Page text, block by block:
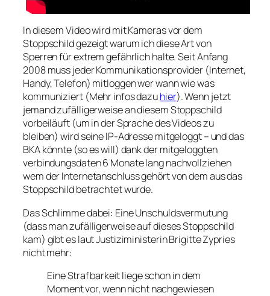
In diesem Video wird mit Kameras vor dem
Stoppschild gezeigt warum ich diese Art von
Sperren für extrem gefährlich halte. Seit Anfang
2008 muss jeder Kommunikationsprovider (Internet,
Handy, Telefon) mitloggen wer wann wie was
kommuniziert (Mehr infos dazuhier). Wenn jetzt
jemand zufälligerweise an diesem Stoppschild
vorbeiläuft (um in der Sprache des Videos zu
bleiben) wird seine IP-Adresse mitgeloggt – und das
BKA könnte (so es will) dank der mitgeloggten
verbindungsdaten 6 Monate lang nachvollziehen
wem der Internetanschluss gehört von dem aus das
Stoppschild betrachtet wurde.
Das Schlimme dabei: Eine Unschuldsvermutung
(dass man zufälligerweise auf dieses Stoppschild
kam) gibt es laut Justiziministerin Brigitte Zypries
nicht mehr:
Eine Strafbarkeit liege schon in dem
Moment vor, wenn nicht nachgewiesen